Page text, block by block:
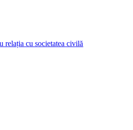
relația cu societatea civilă